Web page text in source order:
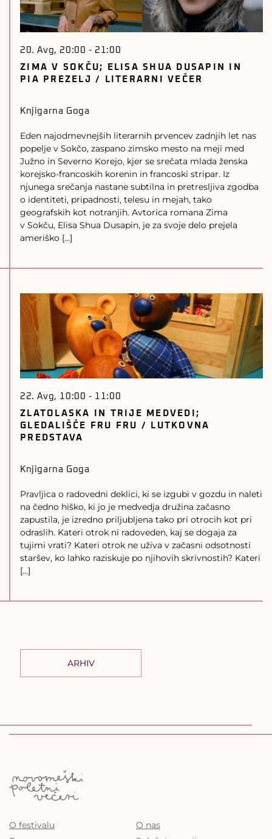
ZIMA V SOKČU; ELISA SHUA DUSAPIN IN
PIA PREZELJ / LITERARNI VEČER
20. Avg, 20:00 - 21:00
Knjigarna Goga
Eden najodmevnejših literarnih prvencev zadnjih let nas
popelje v Sokčo, zaspano zimsko mesto na meji med
Južno in Severno Korejo, kjer se srečata mlada ženska
korejsko-francoskih korenin in francoski stripar. Iz
njunega srečanja nastane subtilna in pretresljiva zgodba
o identiteti, pripadnosti, telesu in mejah, tako
geografskih kot notranjih. Avtorica romana Zima
v Sokču, Elisa Shua Dusapin, je za svoje delo prejela
ameriško […]
ZLATOLASKA IN TRIJE MEDVEDI;
GLEDALIŠČE FRU FRU / LUTKOVNA
PREDSTAVA
22. Avg, 10:00 - 11:00
Knjigarna Goga
Pravljica o radovedni deklici, ki se izgubi v gozdu in naleti
na čedno hiško, ki jo je medvedja družina začasno
zapustila, je izredno priljubljena tako pri otrocih kot pri
odraslih. Kateri otrok ni radoveden, kaj se dogaja za
tujimi vrati? Kateri otrok ne uživa v začasni odsotnosti
staršev, ko lahko raziskuje po njihovih skrivnostih? Kateri
[…]
ARHIV
O festivalu
O nas